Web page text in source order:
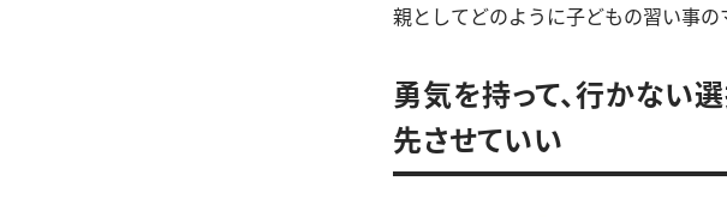
親としてどのように子どもの習い事の
勇気を持って、行かない
先させていい